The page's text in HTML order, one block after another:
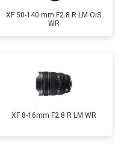
XF 50-140 mm F2.8 R LM OIS
WR
XF 8-16mm F2.8 R LM WR